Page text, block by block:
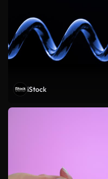
iStock